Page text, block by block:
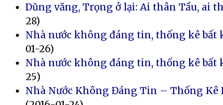
Dũng văng, Trọng ở lại: Ai thân Tầu, ai
28)
Nhà nước không đáng tin, thống kê
01-26)
Nhà nước không đáng tin, thống kê
25)
Nhà Nước Không Đáng Tin – Thống